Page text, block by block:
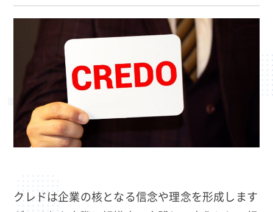
クレドは企業の核となる信念や理念を形成します